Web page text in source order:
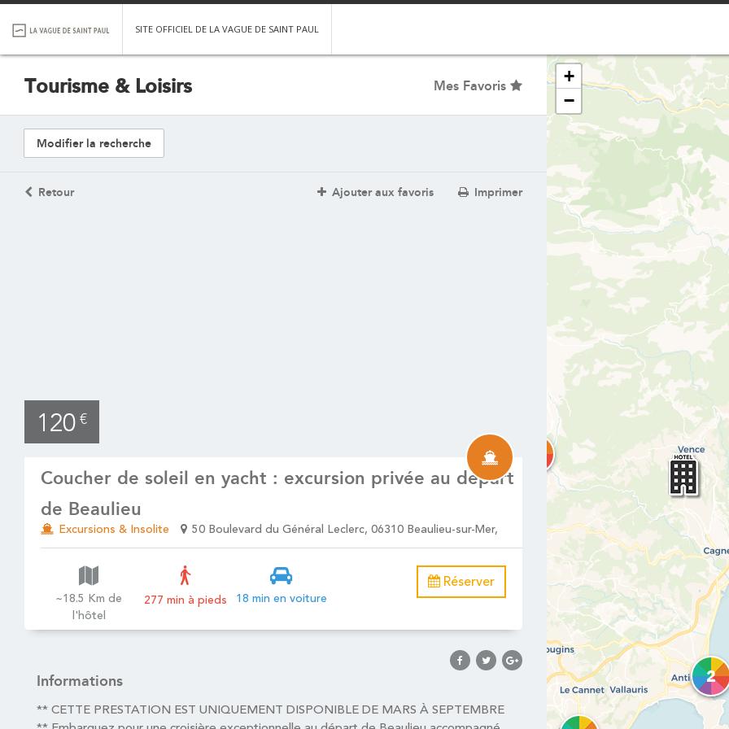
SITE OFFICIEL DE LA VAGUE DE SAINT PAUL
Mes Favoris
Tourisme & Loisirs
Modifier la recherche
Retour Imprimer
Ajouter aux favoris
120 €
Coucher de soleil en yacht : excursion privée au départ
de Beaulieu
Excursions & Insolite 50 Boulevard du Général Leclerc, 06310 Beaulieu-sur-Mer,
~18.5 Km de
l'hôtel
277 min à pieds 18 min en voiture
Réserver
Informations
** CETTE PRESTATION EST UNIQUEMENT DISPONIBLE DE MARS À SEPTEMBRE
7
2
+
−